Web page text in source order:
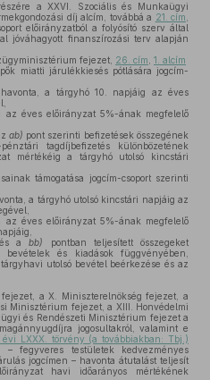
a XXVI. Szociális és Munkaügyi
díj alcím, továbbá a 21. cím
előirányzatból a folyósító szerv által
jóváhagyott finanszírozási terv alapján
fejezet, 26. cím 1. alcím
miatti járulékkiesés pótlására jogcím-
a tárgyhó 10. napjáig az éves
az éves előirányzat 5%-ának megfelelő
ab) pont szerinti befizetések összegének
tagdíjbefizetés különbözetének
mértékéig a tárgyhó utolsó kincstári
támogatása jogcím-csoport szerinti
a tárgyhó utolsó kincstári napjáig az
az éves előirányzat 5%-ának megfelelő
és abb)
pontban teljesített összegeket
és kiadások függvényében,
utolsó bevétel beérkezése és az
a X. Miniszterelnökség fejezet, a
Minisztérium fejezet, a XIII. Honvédelmi
és Rendészeti Minisztérium fejezet a
jogosultakról, valamint e
évi LXXX. törvény (a továbbiakban: Tbj.)
– fegyveres testületek kedvezményes
jogcímen – havonta átutalást teljesít
havi időarányos mértékének